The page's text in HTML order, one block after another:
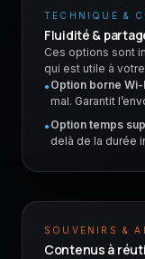
TECHNIQUE &
Fluidité &
Ces options sont
qui est utile à
• Option borne
mal. Garantit
• Option temps
delà de la durée
SOUVENIRS &
Contenus à